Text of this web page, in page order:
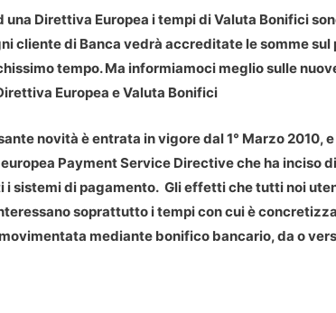
una Direttiva Europea i tempi di Valuta Bonifici
cliente di Banca vedrà accreditate le somme sul
tempo. Ma informiamoci meglio sulle
Europea e Valuta Bonifici
novità è entrata in vigore dal 1° Marzo 2010,
Payment Service Directive che ha inciso
sistemi di pagamento. Gli effetti che tutti noi
soprattutto i tempi con cui è
mediante bonifico bancario, da o